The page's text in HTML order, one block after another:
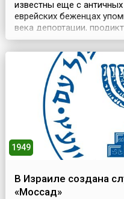
известны еще с
еврейских беженцах
века депортации,
антисемитизмом, носили
особенно на территории
неурожаях,
проблемах. Порой их
мотивам. Например, ...
1949
В Израиле создана
«Моссад»